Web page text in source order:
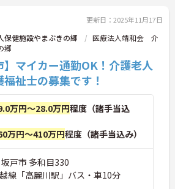
更新日：2025年11月17日
健施設やまぶきの郷
医療法人靖和会 介
郷
】マイカー通勤OK！介護老人
祉士の募集です！
万円～28.0万円程度（諸手当込
万円～410万円程度（諸手当込み）
戸市 多和目330
線「高麗川駅」バス・車10分